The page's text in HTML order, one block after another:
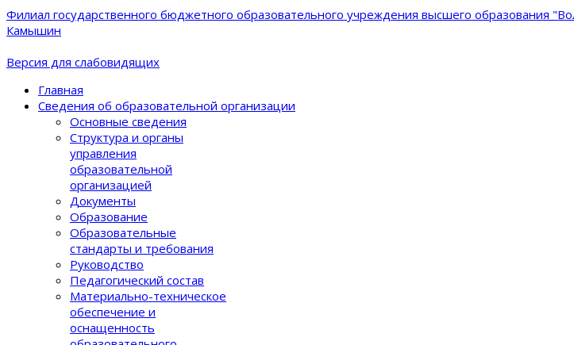
Филиал государственного бюджетного образовательного учреждения высшего образования
Камышин
Версия для слабовидящих
Главная
Сведения об образовательной организации
Основные сведения
Структура и органы
управления
образовательной
организацией
Документы
Образование
Образовательные
стандарты и требования
Руководство
Педагогический состав
Материально-техническое
обеспечение и
оснащенность